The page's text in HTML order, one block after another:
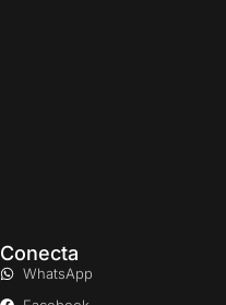
Conecta
WhatsApp